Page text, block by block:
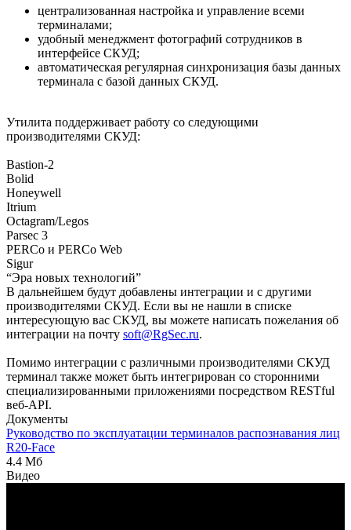
централизованная настройка и управление всеми
терминалами;
удобный менеджмент фотографий сотрудников в
интерфейсе СКУД;
автоматическая регулярная синхронизация базы данных
терминала с базой данных СКУД.
Утилита поддерживает работу со следующими
производителями СКУД:
Bastion-2
Bolid
Honeywell
Itrium
Octagram/Legos
Parsec 3
PERCo и PERCo Web
Sigur
“Эра новых технологий”
В дальнейшем будут добавлены интеграции и с другими
производителями СКУД. Если вы не нашли в списке
интересующую вас СКУД, вы можете написать пожелания об
интеграции на почту soft@RgSec.ru.
Помимо интеграции с различными производителями СКУД
терминал также может быть интегрирован со сторонними
специализированными приложениями посредством RESTful
веб-API.
Документы
Руководство по эксплуатации терминалов распознавания лиц
R20-Face
4.4 Мб
Видео